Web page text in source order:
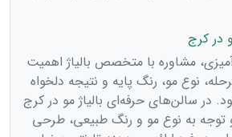
در کرج
مشاوره با متخصص بالیاژ اهمیت
نوع مو، رنگ پایه و نتیجه دلخواه
در سالن‌های حرفه‌ای بالیاژ مو در کرج
به نوع مو و رنگ طبیعی، طرحی